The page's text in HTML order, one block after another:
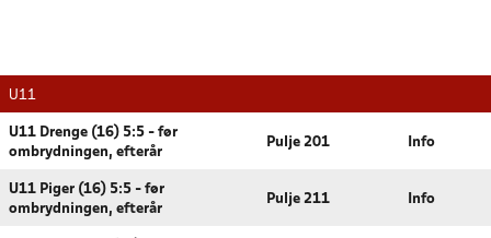
U11
U11 Drenge (16) 5:5 - før
ombrydningen, efterår
Pulje 201 Info
U11 Piger (16) 5:5 - før
ombrydningen, efterår
Pulje 211 Info